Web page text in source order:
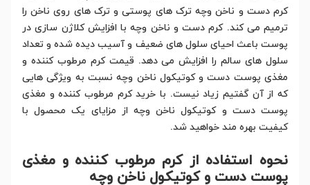
کرم دست و ناخن وچه ترک های پوستی و ترک های روی ناخن را
ترمیم می کند. کرم دست و ناخن وچه با افزایش کلاژن سازی در
پوست باعث احیای سلول های ضعیف و آسیب دیده شده و تعداد
سلول های سالم را افزایش می دهد. قیمت کرم مرطوب کننده و
مغذی پوست دست و کوتیکول ناخن وچه نسبت به ویژگی هایی
که از آن گفتیم زیاد نیست. با خرید کرم مرطوب کننده و مغذی
پوست دست و کوتیکول ناخن وچه از مزایای یک محصول با
کیفیت بهره مند خواهید شد.
نحوه استفاده از کرم مرطوب کننده و مغذی
پوست دست و کوتیکول ناخن وچه